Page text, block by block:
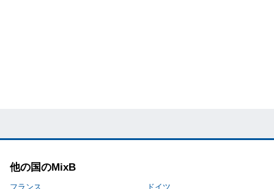
他の国のMixB
フランス ドイツ